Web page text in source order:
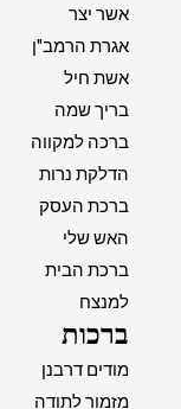
אשר יצר
אגרת הרמב"ן
אשת חיל
בריך שמה
ברכה למקווה
הדלקת נרות
ברכת העסק
האש שלי
ברכת הבית
למנצח
ברכות
מודים דרבנן
מזמור לתודה